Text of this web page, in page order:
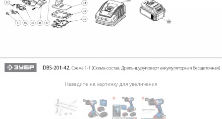
Наведите на картинку для увеличения